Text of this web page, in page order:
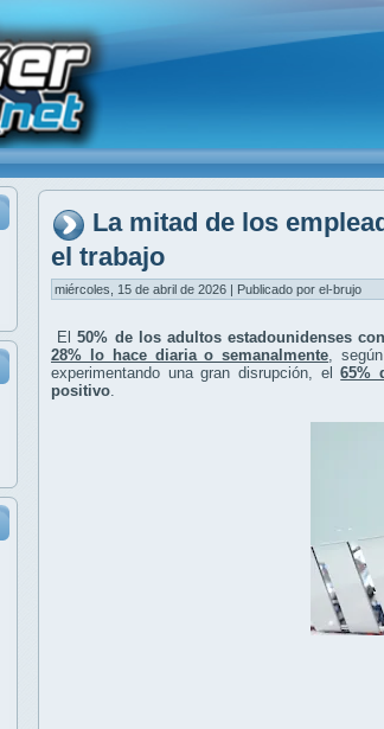
La mitad de los
el trabajo
miércoles, 15 de abril de 2026 | Publicado por el-brujo
El50% de los adultos estadounidenses
28% lo hace diaria o semanalmente ,
experimentando una gran disrupción, el65%
positivo